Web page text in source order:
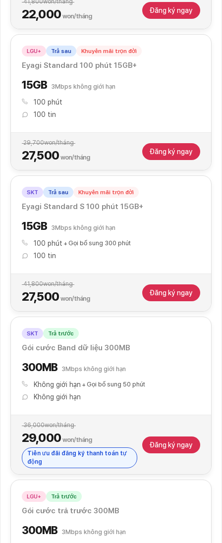
41,800won/tháng
22,000 won/tháng
Đăng ký ngay
LGU+ Trả sau Khuyến mãi trọn đời
Eyagi Standard 100 phút 15GB+
15GB 3Mbps không giới hạn
100 phút
100 tin
29,700won/tháng
27,500 won/tháng
Đăng ký ngay
SKT Trả sau Khuyến mãi trọn đời
Eyagi Standard S 100 phút 15GB+
15GB 3Mbps không giới hạn
100 phút Gọi bổ sung 300 phút
100 tin
41,800won/tháng
27,500 won/tháng
Đăng ký ngay
SKT Trả trước
Gói cước Band dữ liệu 300MB
300MB 3Mbps không giới hạn
Không giới hạn Gọi bổ sung 50 phút
Không giới hạn
36,000won/tháng
29,000 won/tháng
Tiền ưu đãi đăng ký thanh toán tự
động
Đăng ký ngay
LGU+ Trả trước
Gói cước trả trước 300MB
300MB 3Mbps không giới hạn